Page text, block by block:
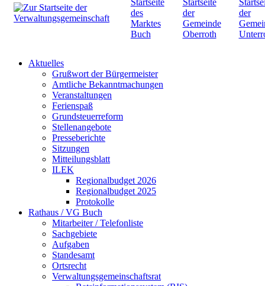
Aktuelles
Grußwort der Bürgermeister
Amtliche Bekanntmachungen
Veranstaltungen
Ferienspaß
Grundsteuerreform
Stellenangebote
Presseberichte
Sitzungen
Mitteilungsblatt
ILEK
Regionalbudget 2026
Regionalbudget 2025
Protokolle
Rathaus / VG Buch
Mitarbeiter / Telefonliste
Sachgebiete
Aufgaben
Standesamt
Ortsrecht
Verwaltungsgemeinschaftsrat